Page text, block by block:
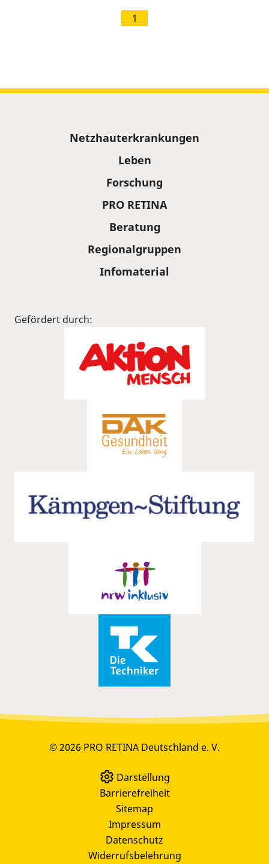
1
Netzhauterkrankungen
Leben
Forschung
PRO RETINA
Beratung
Regionalgruppen
Infomaterial
Gefördert durch:
© 2026 PRO RETINA Deutschland e. V.
Darstellung
Barrierefreiheit
Sitemap
Impressum
Datenschutz
Widerrufsbelehrung